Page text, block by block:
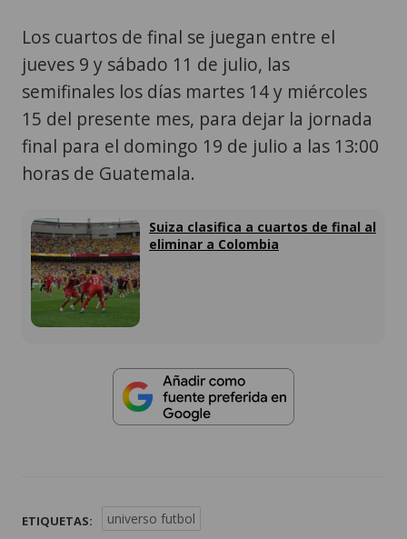
Los cuartos de final se juegan entre el
jueves 9 y sábado 11 de julio, las
semifinales los días martes 14 y miércoles
15 del presente mes, para dejar la jornada
final para el domingo 19 de julio a las 13:00
horas de Guatemala.
Suiza clasifica a cuartos de final al
eliminar a Colombia
ETIQUETAS: universo futbol